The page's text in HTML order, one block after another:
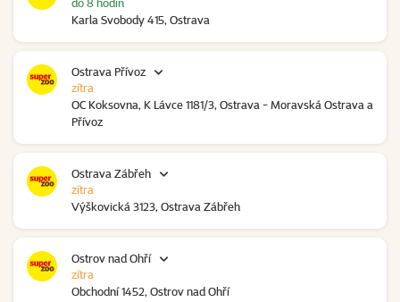
Karla Svobody 415, Ostrava
Ostrava Přívoz
OC Koksovna, K Lávce 1181/3, Ostrava - Moravská Ostrava a
Přívoz
zítra
Ostrava Zábřeh
Výškovická 3123, Ostrava Zábřeh
zítra
Ostrov nad Ohří
Obchodní 1452, Ostrov nad Ohří
zítra